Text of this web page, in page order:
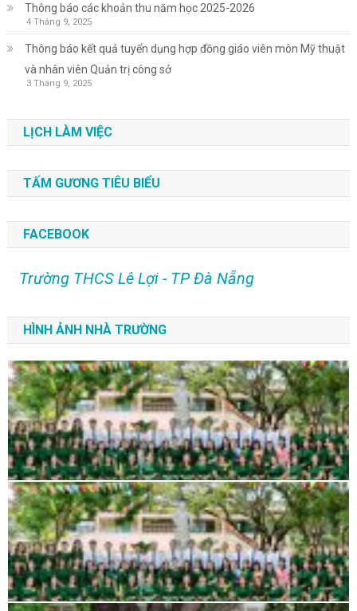
Thông báo các khoản thu năm học 2025-2026
4 Tháng 9, 2025
Thông báo kết quả tuyển dụng hợp đồng giáo viên môn Mỹ thuật
và nhân viên Quản trị công sở
3 Tháng 9, 2025
LỊCH LÀM VIỆC
TẤM GƯƠNG TIÊU BIỂU
FACEBOOK
Trường THCS Lê Lợi - TP Đà Nẵng
HÌNH ẢNH NHÀ TRƯỜNG